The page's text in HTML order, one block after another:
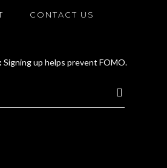
CONTACT US
Signing up helps prevent FOMO.